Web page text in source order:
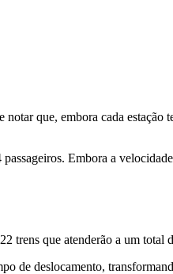
que, embora cada estação
Embora a
trens que atenderão a um total
de deslocamento,